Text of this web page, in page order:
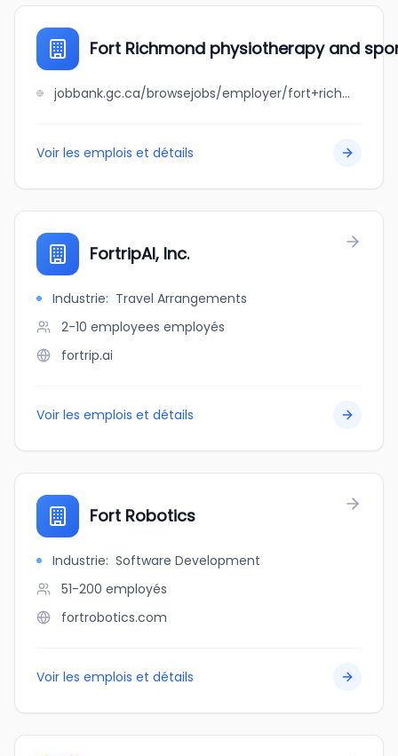
Fort Richmond physiotherapy and
jobbank.gc.ca/browsejobs/employer/fort+richmond+physiotherapy+and+sports+injury+centre/ca
Voir les emplois et détails
FortripAI, Inc.
Industrie: Travel Arrangements
2-10 employees employés
fortrip.ai
Voir les emplois et détails
Fort Robotics
Industrie: Software Development
51-200 employés
fortrobotics.com
Voir les emplois et détails